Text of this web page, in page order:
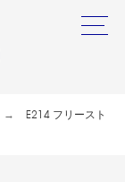
E214 フリースト